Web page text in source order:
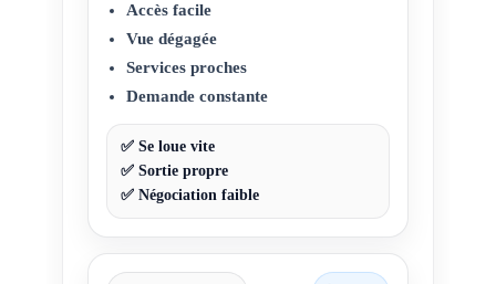
Accès facile
Vue dégagée
Services proches
Demande constante
✅ Se loue vite
✅ Sortie propre
✅ Négociation faible